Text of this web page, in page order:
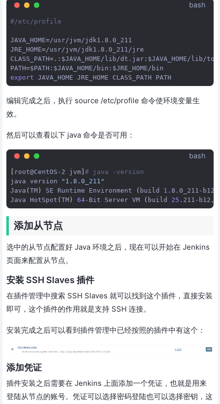
bash
#/etc/profile
JAVA_HOME=/usr/jvm/jdk1.8.0_211
JRE_HOME=/usr/jvm/jdk1.8.0_211/jre
CLASS_PATH= .: $JAVA_HOME /lib/dt.jar: $JAVA_HOME /lib/
PATH=$PATH : $JAVA_HOME /bin: $JRE_HOME
export JAVA_HOME JRE_HOME CLASS_PATH
编辑完成之后，执行 source /etc/profile 命令使环境变量生
效。
然后可以查看以下 java 命令是否可用：
bash
root@CentOS-2 jvm # java -version
java version
"1.8.0_211"
Java ( TM ) SE Runtime Environment ( build 1 .8.0_211-b12
Java
HotSpot ( TM ) 64-Bit Server VM ( build 25 .211-b12,
添加从节点
选中的从节点配置好 Java 环境之后，现在可以开始在 Jenkins
页面来配置从节点。
安装 SSH Slaves 插件
在插件管理中搜索 SSH Slaves 就可以找到这个插件，直接安装
即可，这个插件的作用就是支持 SSH 连接。
安装完成之后可以看到插件管理中已经按照的插件中有这个：
添加凭证
插件安装之后需要在 Jenkins 上面添加一个凭证，也就是用来
登陆从节点的账号。凭证可以选择密码登陆也可以选择密钥，这